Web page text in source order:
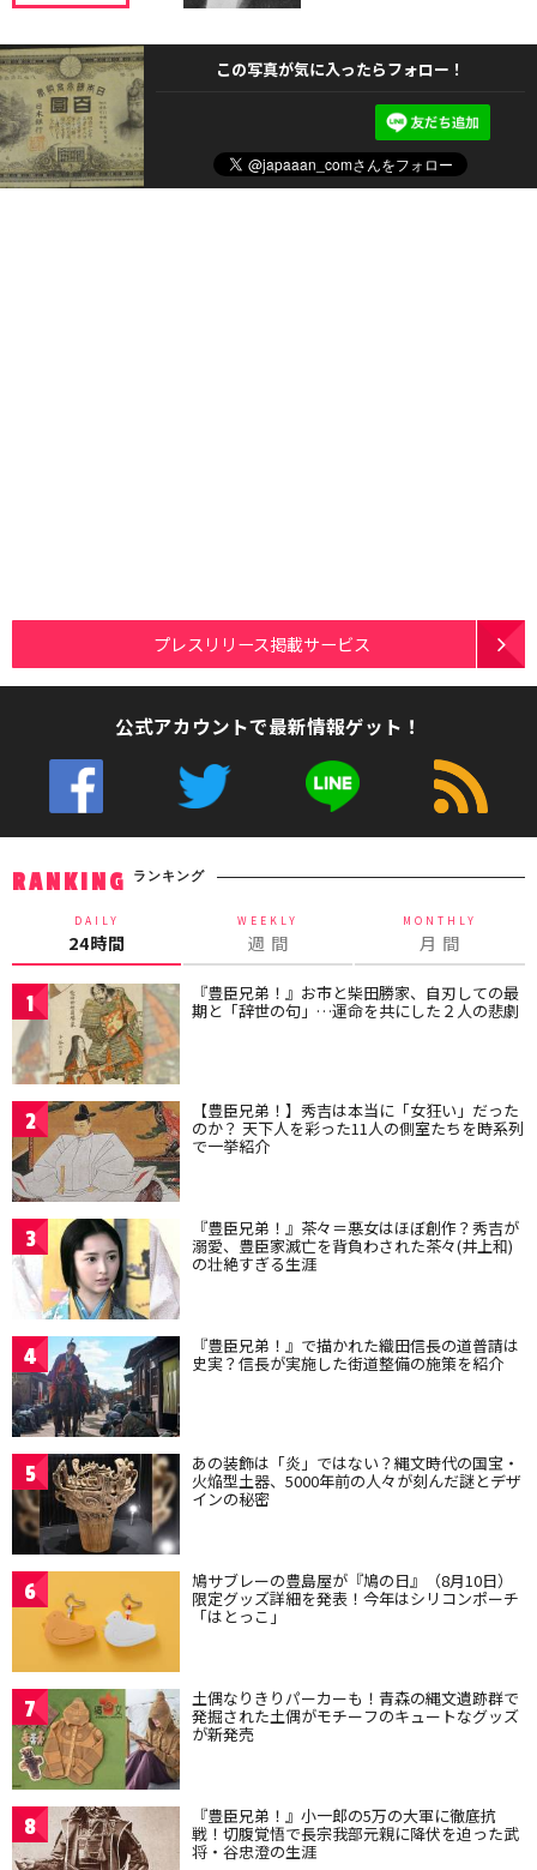
この写真が気に入ったらフォロー！
プレスリリース掲載サービス
公式アカウントで最新情報ゲット！
RANKING ランキング
DAILY
24時間
WEEKLY
週 間
MONTHLY
月 間
1 『豊臣兄弟！』お市と柴田勝家、自刃しての最
期と「辞世の句」…運命を共にした２人の悲劇
2 【豊臣兄弟！】秀吉は本当に「女狂い」だった
のか？ 天下人を彩った11人の側室たちを時系列
で一挙紹介
3 『豊臣兄弟！』茶々＝悪女はほぼ創作？秀吉が
溺愛、豊臣家滅亡を背負わされた茶々(井上和)
の壮絶すぎる生涯
4 『豊臣兄弟！』で描かれた織田信長の道普請は
史実？信長が実施した街道整備の施策を紹介
5 あの装飾は「炎」ではない？縄文時代の国宝・
火焔型土器、5000年前の人々が刻んだ謎とデザ
インの秘密
6 鳩サブレーの豊島屋が『鳩の日』（8月10日）
限定グッズ詳細を発表！今年はシリコンポーチ
「はとっこ」
7 土偶なりきりパーカーも！青森の縄文遺跡群で
発掘された土偶がモチーフのキュートなグッズ
が新発売
8 『豊臣兄弟！』小一郎の5万の大軍に徹底抗
戦！切腹覚悟で長宗我部元親に降伏を迫った武
将・谷忠澄の生涯